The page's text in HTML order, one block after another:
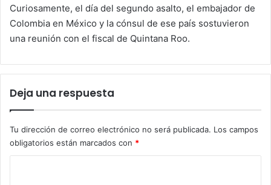
Curiosamente, el día del segundo asalto, el embajador de
Colombia en México y la cónsul de ese país sostuvieron
una reunión con el fiscal de Quintana Roo.
Deja una respuesta
Tu dirección de correo electrónico no será publicada. Los campos
obligatorios están marcados con *